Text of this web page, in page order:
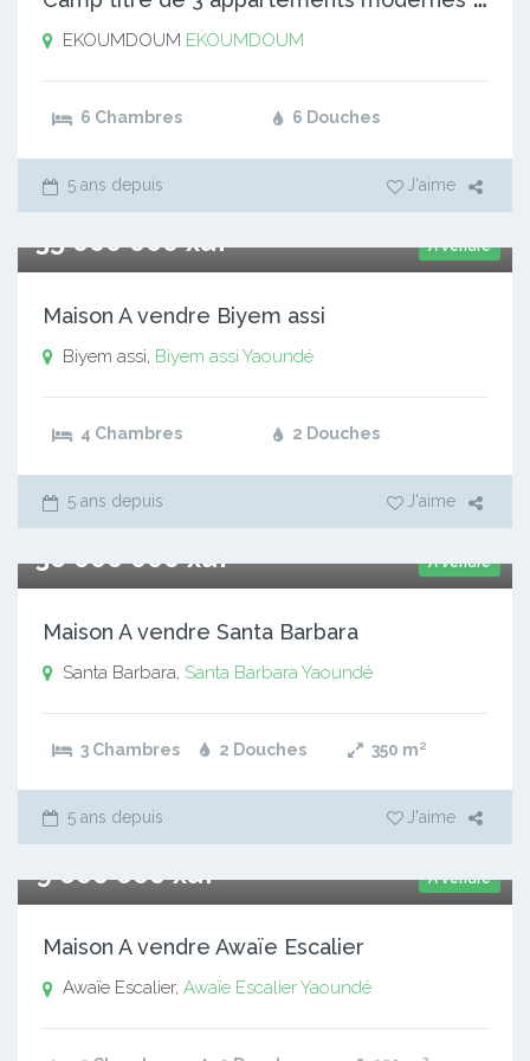
EKOUMDOUM EKOUMDOUM
6 Chambres 6 Douches
5 ans depuis J'aime
A vendre
35 000 000 xaf
Maison A vendre Biyem assi
Biyem assi, Biyem assi Yaoundé
4 Chambres 2 Douches
5 ans depuis J'aime
A vendre
36 000 000 xaf
Maison A vendre Santa Barbara
Santa Barbara, Santa Barbara Yaoundé
3 Chambres 2 Douches 350 m²
5 ans depuis J'aime
A vendre
9 000 000 xaf
Maison A vendre Awaïe Escalier
Awaïe Escalier, Awaïe EscalierYaoundé